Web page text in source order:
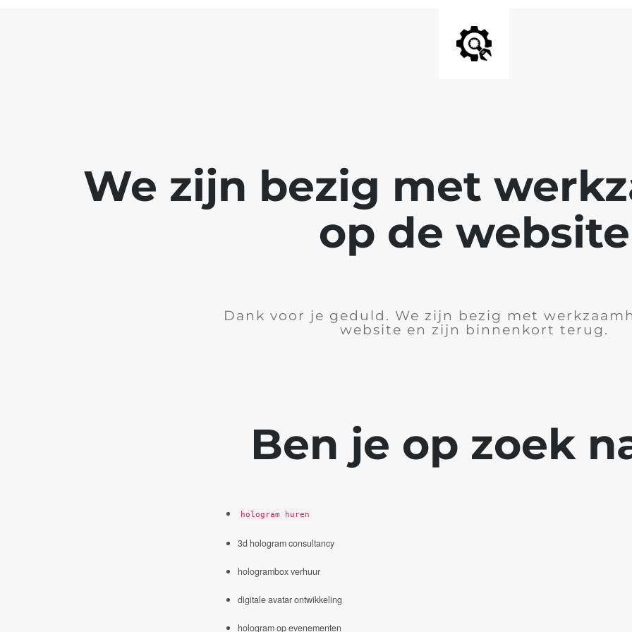
We zijn bezig met
op de website
Dank voor je geduld. We zijn bezig met
website en zijn binnenkort terug.
Ben je op zoek
hologram huren
3d hologram consultancy
hologrambox verhuur
digitale avatar ontwikkeling
hologram op evenementen